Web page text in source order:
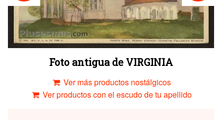
Foto antigua de VIRGINIA
Ver más productos nostálgicos
Ver productos con el escudo de tu apellido